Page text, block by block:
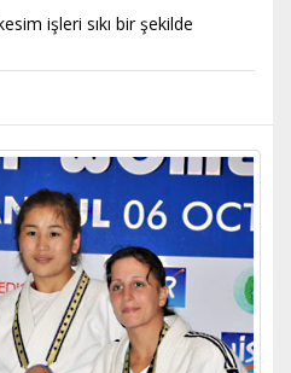
işleri sıkı bir şekilde